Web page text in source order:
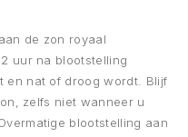
de zon royaal
uur na blootstelling
en nat of droog wordt. Blijf
zelfs niet wanneer u
blootstelling aan